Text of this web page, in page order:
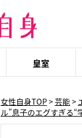
皇室
女性自身TOP>芸能>
ル”息子のエグすぎる“